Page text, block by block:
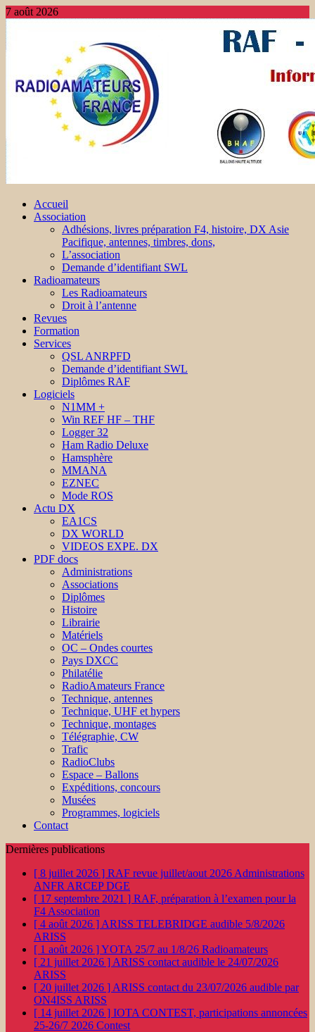
7 août 2026
Accueil
Association
Adhésions, livres préparation F4, histoire, DX Asie
Pacifique, antennes, timbres, dons,
L’association
Demande d’identifiant SWL
Radioamateurs
Les Radioamateurs
Droit à l’antenne
Revues
Formation
Services
QSL ANRPFD
Demande d’identifiant SWL
Diplômes RAF
Logiciels
N1MM +
Win REF HF – THF
Logger 32
Ham Radio Deluxe
Hamsphère
MMANA
EZNEC
Mode ROS
Actu DX
EA1CS
DX WORLD
VIDEOS EXPE. DX
PDF docs
Administrations
Associations
Diplômes
Histoire
Librairie
Matériels
OC – Ondes courtes
Pays DXCC
Philatélie
RadioAmateurs France
Technique, antennes
Technique, UHF et hypers
Technique, montages
Télégraphie, CW
Trafic
RadioClubs
Espace – Ballons
Expéditions, concours
Musées
Programmes, logiciels
Contact
Dernières publications
[ 8 juillet 2026 ] RAF revue juillet/aout 2026 Administrations
ANFR ARCEP DGE
[ 17 septembre 2021 ] RAF, préparation à l’examen pour la
F4 Association
[ 4 août 2026 ] ARISS TELEBRIDGE audible 5/8/2026
ARISS
[ 1 août 2026 ]YOTA 25/7 au 1/8/26 Radioamateurs
[ 21 juillet 2026 ] ARISS contact audible le 24/07/2026
ARISS
[ 20 juillet 2026 ] ARISS contact du 23/07/2026 audible par
ON4ISS ARISS
[ 14 juillet 2026 ] IOTA CONTEST, participations annoncées
25-26/7 2026 Contest